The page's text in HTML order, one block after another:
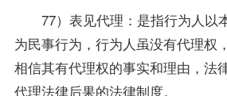
77）表见代理：是指行为人以
为民事行为，行为人虽没有代理权
相信其有代理权的事实和理由，法
代理法律后果的法律制度。